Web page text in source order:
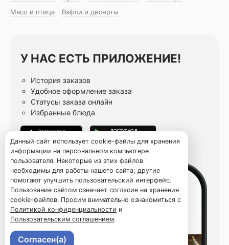
Мясо и птица
Вафли и десерты
У НАС ЕСТЬ ПРИЛОЖЕНИЕ!
История заказов
Удобное оформление заказа
Статусы заказа онлайн
Избранные блюда
Данный сайт использует cookie-файлы для хранения
информации на персональном компьютере
пользователя. Некоторые из этих файлов
необходимы для работы нашего сайта; другие
помогают улучшить пользовательский интерфейс.
Пользование сайтом означает согласие на хранение
cookie-файлов. Просим внимательно ознакомиться с
Политикой конфиденциальности и
Пользовательским соглашением.
Согласен(а)